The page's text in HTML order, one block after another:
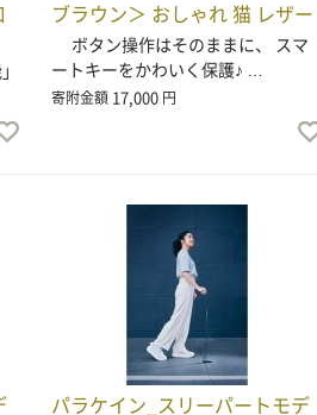
ブラウン＞ おしゃれ 猫 レザー
ボタン操作はそのままに、 スマ
ートキーをかわいく保護♪ …
寄附金額 17,000 円
パラケイン_スリーパートモデ